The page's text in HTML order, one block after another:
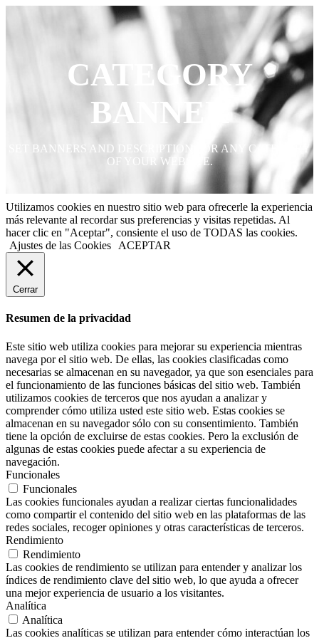
CATEGORY
BANNER
SET BANNERS AND DESCRIPTION FOR ANY CATEGORY
OF YOUR WEBSITE.
Utilizamos cookies en nuestro sitio web para ofrecerle la experiencia
más relevante al recordar sus preferencias y visitas repetidas. Al
hacer clic en "Aceptar", consiente el uso de TODAS las cookies.
Ajustes de las Cookies
ACEPTAR
Cerrar
Resumen de la privacidad
Este sitio web utiliza cookies para mejorar su experiencia mientras
navega por el sitio web. De ellas, las cookies clasificadas como
necesarias se almacenan en su navegador, ya que son esenciales para
el funcionamiento de las funciones básicas del sitio web. También
utilizamos cookies de terceros que nos ayudan a analizar y
comprender cómo utiliza usted este sitio web. Estas cookies se
almacenan en su navegador sólo con su consentimiento. También
tiene la opción de excluirse de estas cookies. Pero la exclusión de
algunas de estas cookies puede afectar a su experiencia de
navegación.
Funcionales
Funcionales
Las cookies funcionales ayudan a realizar ciertas funcionalidades
como compartir el contenido del sitio web en las plataformas de las
redes sociales, recoger opiniones y otras características de terceros.
Rendimiento
Rendimiento
Las cookies de rendimiento se utilizan para entender y analizar los
índices de rendimiento clave del sitio web, lo que ayuda a ofrecer
una mejor experiencia de usuario a los visitantes.
Analítica
Analítica
Las cookies analíticas se utilizan para entender cómo interactúan los